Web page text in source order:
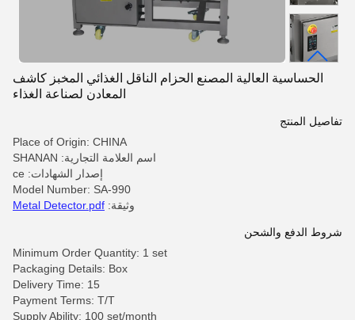
الحساسية العالية المصنع الحزام الناقل الغذائي المخبز كاشف
المعادن لصناعة الغذاء
تفاصيل المنتج
Place of Origin: CHINA
اسم العلامة التجارية: SHANAN
إصدار الشهادات: ce
Model Number: SA-990
وثيقة: Metal Detector.pdf
شروط الدفع والشحن
Minimum Order Quantity: 1 set
Packaging Details: Box
Delivery Time: 15
Payment Terms: T/T
Supply Ability: 100 set/month